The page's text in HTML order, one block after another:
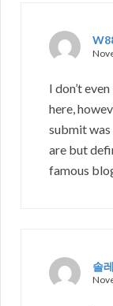
I don’t
here,
submit
are but
famous
솔